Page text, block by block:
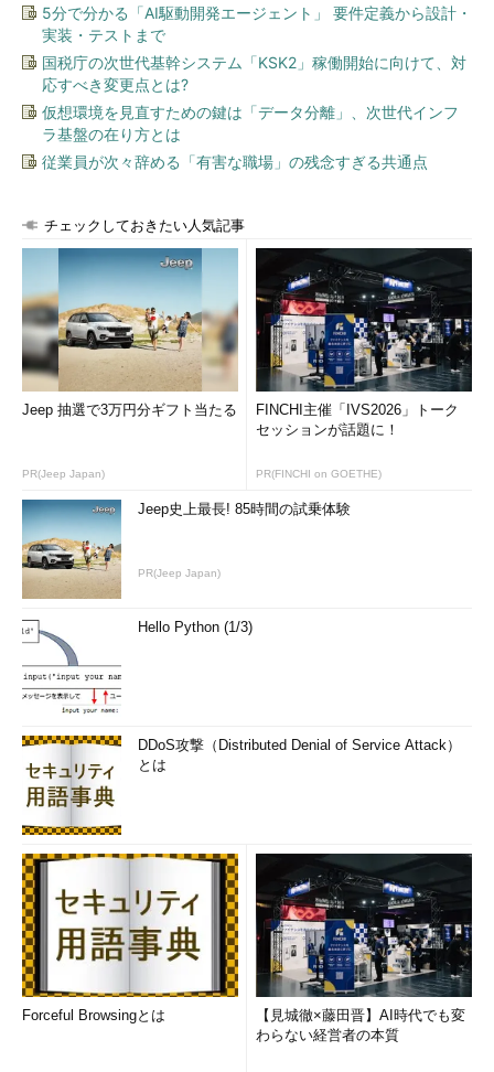
5分で分かる「AI駆動開発エージェント」 要件定義から設計・
実装・テストまで
国税庁の次世代基幹システム「KSK2」稼働開始に向けて、対
応すべき変更点とは?
仮想環境を見直すための鍵は「データ分離」、次世代インフ
ラ基盤の在り方とは
従業員が次々辞める「有害な職場」の残念すぎる共通点
チェックしておきたい人気記事
Jeep 抽選で3万円分ギフト当たる
PR(Jeep Japan)
FINCHI主催「IVS2026」トーク
セッションが話題に！
PR(FINCHI on GOETHE)
Jeep史上最長! 85時間の試乗体験
PR(Jeep Japan)
Hello Python (1/3)
DDoS攻撃（Distributed Denial of Service Attack）
とは
Forceful Browsingとは
【見城徹×藤田晋】AI時代でも変
わらない経営者の本質